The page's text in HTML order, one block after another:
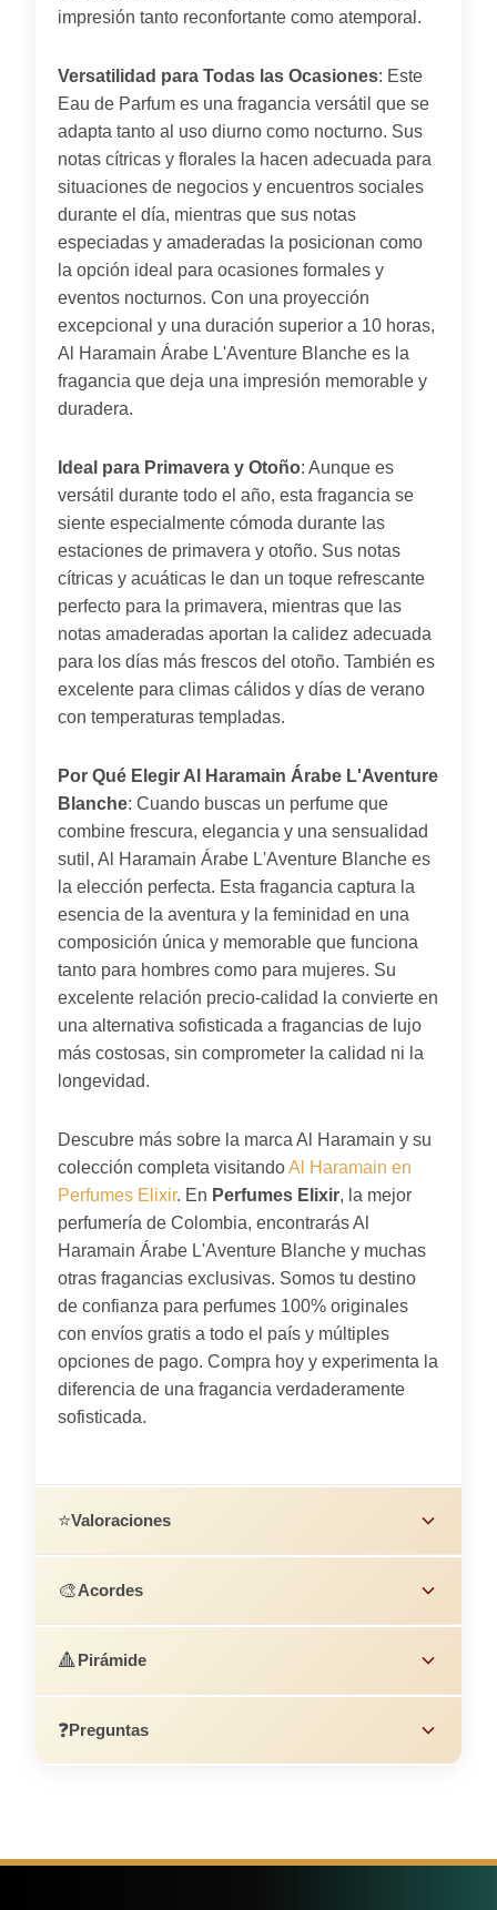
impresión tanto reconfortante como atemporal.
Versatilidad para Todas las Ocasiones: Este
Eau de Parfum es una fragancia versátil que se
adapta tanto al uso diurno como nocturno. Sus
notas cítricas y florales la hacen adecuada para
situaciones de negocios y encuentros sociales
durante el día, mientras que sus notas
especiadas y amaderadas la posicionan como
la opción ideal para ocasiones formales y
eventos nocturnos. Con una proyección
excepcional y una duración superior a 10 horas,
Al Haramain Árabe L'Aventure Blanche es la
fragancia que deja una impresión memorable y
duradera.
Ideal para Primavera y Otoño: Aunque es
versátil durante todo el año, esta fragancia se
siente especialmente cómoda durante las
estaciones de primavera y otoño. Sus notas
cítricas y acuáticas le dan un toque refrescante
perfecto para la primavera, mientras que las
notas amaderadas aportan la calidez adecuada
para los días más frescos del otoño. También es
excelente para climas cálidos y días de verano
con temperaturas templadas.
Por Qué Elegir Al Haramain Árabe L'Aventure
Blanche: Cuando buscas un perfume que
combine frescura, elegancia y una sensualidad
sutil, Al Haramain Árabe L'Aventure Blanche es
la elección perfecta. Esta fragancia captura la
esencia de la aventura y la feminidad en una
composición única y memorable que funciona
tanto para hombres como para mujeres. Su
excelente relación precio-calidad la convierte en
una alternativa sofisticada a fragancias de lujo
más costosas, sin comprometer la calidad ni la
longevidad.
Descubre más sobre la marca Al Haramain y su
colección completa visitandoAl Haramain en
Perfumes Elixir. En Perfumes Elixir, la mejor
perfumería de Colombia, encontrarás Al
Haramain Árabe L'Aventure Blanche y muchas
otras fragancias exclusivas. Somos tu destino
de confianza para perfumes 100% originales
con envíos gratis a todo el país y múltiples
opciones de pago. Compra hoy y experimenta la
diferencia de una fragancia verdaderamente
sofisticada.
⭐Valoraciones
🎨Acordes
🔺Pirámide
❓Preguntas